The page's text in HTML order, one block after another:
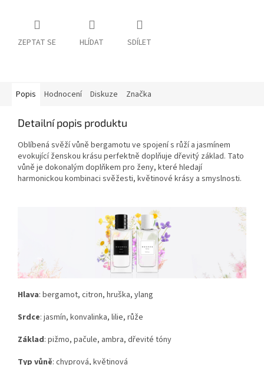
ZEPTAT SE HLÍDAT SDÍLET
Popis Hodnocení Diskuze Značka
Detailní popis produktu
Oblíbená svěží vůně bergamotu ve spojení s růží a jasmínem
evokující ženskou krásu perfektně doplňuje dřevitý základ. Tato
vůně je dokonalým doplňkem pro ženy, které hledají
harmonickou kombinaci svěžesti, květinové krásy a smyslnosti.
Hlava: bergamot, citron, hruška, ylang
Srdce: jasmín, konvalinka, lilie, růže
Základ: pižmo, pačule, ambra, dřevité tóny
Typ vůně: chyprová, květinová